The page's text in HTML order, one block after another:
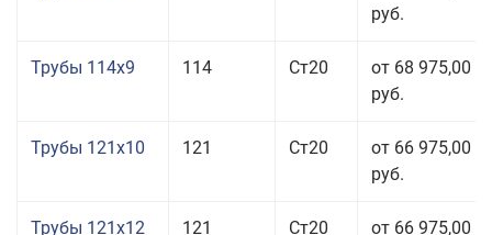
руб.
Трубы 114x9 114 Ст20
от 68 975,00
руб.
Трубы 121x10 121 Ст20
от 66 975,00
руб.
Трубы 121x12 121 Ст20
от 66 975,00